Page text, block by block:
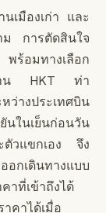
เมืองเก่า และ
ม การตัดสินใจ
พร้อมทางเลือก
ผ่าน HKT ท่า
างประเทศบิน
นในเย็นก่อนวัน
ตัวแขกเอง จึง
กเดินทางแบบ
าที่เข้าถึงได้
คาได้เมื่อ